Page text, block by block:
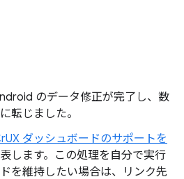
のデータ修正が完了し、数
転じました。
ダッシュボードのサポートを
します。この処理を自分で実行
を維持したい場合は、リンク先